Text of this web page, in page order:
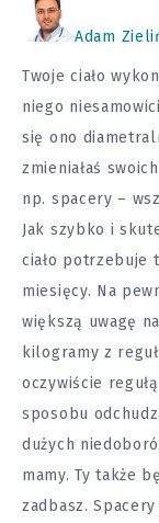
Adam
Twoje ciało
niego
się ono
zmieniałaś
np. spacery –
Jak szybko i
ciało potrzebuje
miesięcy. Na
większą uwagę
kilogramy z
oczywiście
sposobu
dużych
mamy. Ty także
zadbasz.